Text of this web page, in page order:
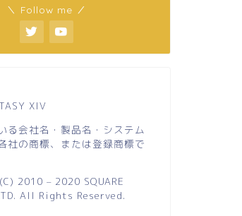
＼ Follow me ／
XIV
る会社名・製品名・システム
社の商標、または登録商標で
2010 – 2020 SQUARE
All Rights Reserved.